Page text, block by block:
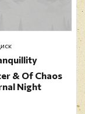
& Of Chaos
Night